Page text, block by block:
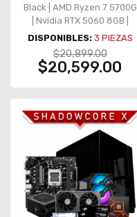
Black | AMD Ryzen 7 5700G
| Nvidia RTX 5060 8GB |
RAM 16GB DDR4 3200Mhz |
1TB M.2 | 4 Ventiladores
RGB
DISPONIBLES: 3 PIEZAS
$20,899.00
$20,599.00